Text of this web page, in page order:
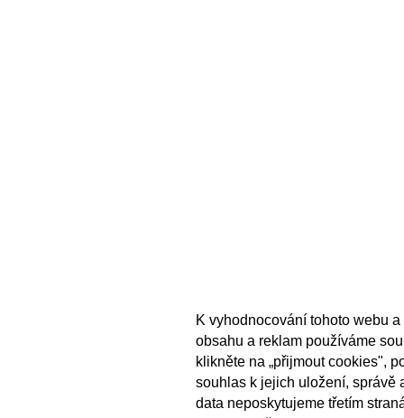
K vyhodnocování tohoto webu
obsahu a reklam používáme
klikněte na „přijmout cookies",
souhlas k jejich uložení, správě
data neposkytujeme třetím